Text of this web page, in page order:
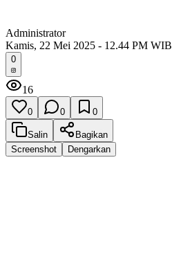
Administrator
Kamis, 22 Mei 2025 - 12.44 PM WIB
0
16
0 0 0
Salin
Bagikan
Screenshot
Dengarkan